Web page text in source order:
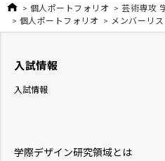
個人ポートフォリオ
芸術専攻
個人ポートフォリオ
メンバーリス
学際デザイン研究領域とは
入試情報
入試情報